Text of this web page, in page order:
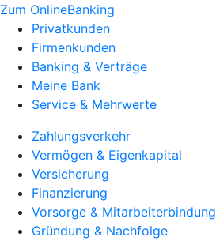
Zum OnlineBanking
Privatkunden
Firmenkunden
Banking & Verträge
Meine Bank
Service & Mehrwerte
Zahlungsverkehr
Vermögen & Eigenkapital
Versicherung
Finanzierung
Vorsorge & Mitarbeiterbindung
Gründung & Nachfolge